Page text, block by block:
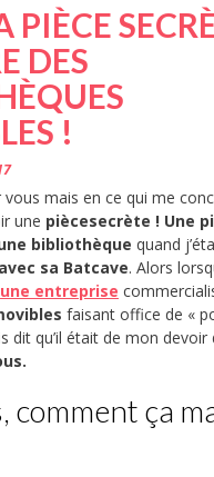
PIÈCE
DES
!
vous mais en ce qui me
une piècesecrète ! Une
bibliothèque quand
sa Batcave. Alors
une entreprise
faisant office de «
dit qu’il était de mon devoir
comment ça